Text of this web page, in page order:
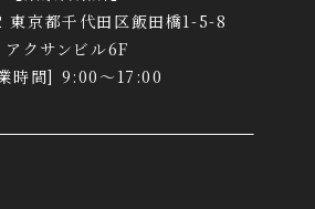
東京都千代田区飯田橋1-5-8
アクサンビル6F
時間] 9:00～17:00